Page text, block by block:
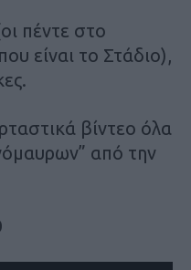
πέντε στο
είναι το Στάδιο),
βίντεο όλα
από την